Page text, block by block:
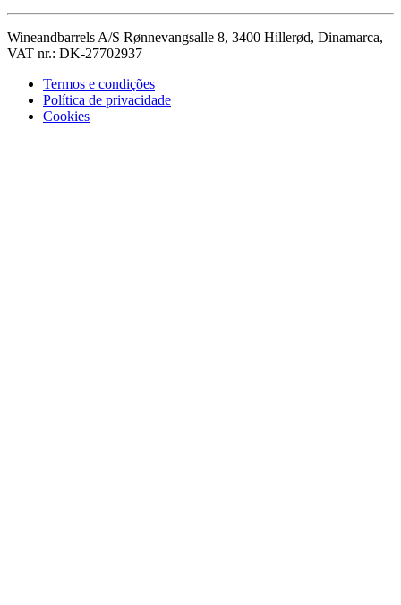
Wineandbarrels A/S Rønnevangsalle 8, 3400 Hillerød, Dinamarca,
VAT nr.: DK-27702937
Termos e condições
Política de privacidade
Cookies